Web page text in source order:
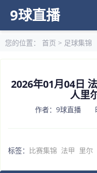
9球直播
您的位置： 首页 > 足球集锦
2026年01月04日
人里
作者：9球直播
标签： 比赛集锦 法甲 里尔